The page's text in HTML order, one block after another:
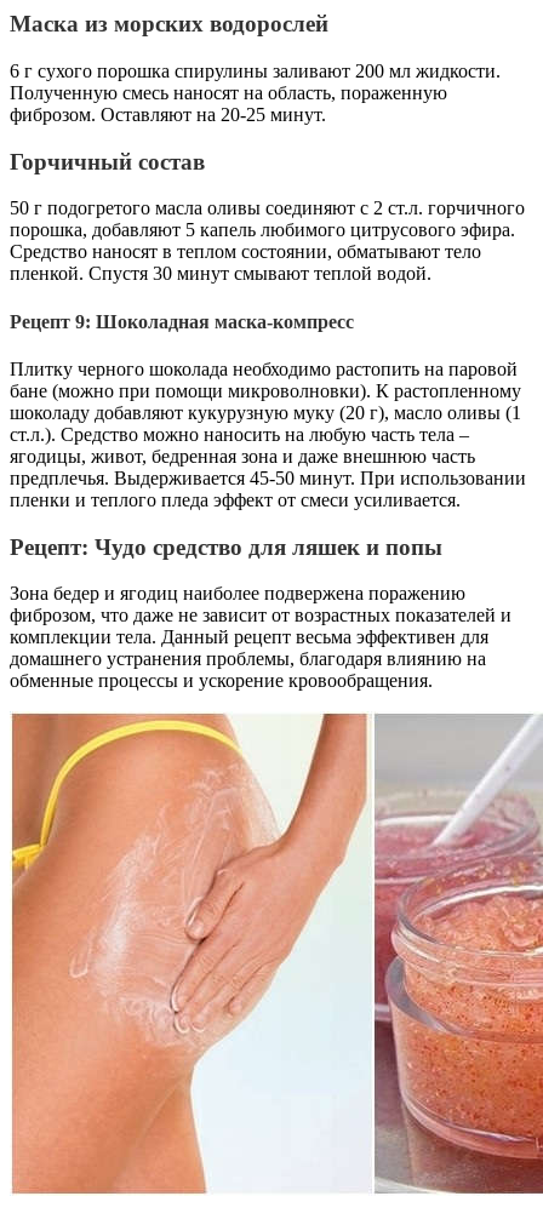
Маска из морских водорослей
6 г сухого порошка спирулины заливают 200 мл жидкости.
Полученную смесь наносят на область, пораженную
фиброзом. Оставляют на 20-25 минут.
Горчичный состав
50 г подогретого масла оливы соединяют с 2 ст.л. горчичного
порошка, добавляют 5 капель любимого цитрусового эфира.
Средство наносят в теплом состоянии, обматывают тело
пленкой. Спустя 30 минут смывают теплой водой.
Рецепт 9: Шоколадная маска-компресс
Плитку черного шоколада необходимо растопить на паровой
бане (можно при помощи микроволновки). К растопленному
шоколаду добавляют кукурузную муку (20 г), масло оливы (1
ст.л.). Средство можно наносить на любую часть тела –
ягодицы, живот, бедренная зона и даже внешнюю часть
предплечья. Выдерживается 45-50 минут. При использовании
пленки и теплого пледа эффект от смеси усиливается.
Рецепт: Чудо средство для ляшек и попы
Зона бедер и ягодиц наиболее подвержена поражению
фиброзом, что даже не зависит от возрастных показателей и
комплекции тела. Данный рецепт весьма эффективен для
домашнего устранения проблемы, благодаря влиянию на
обменные процессы и ускорение кровообращения.